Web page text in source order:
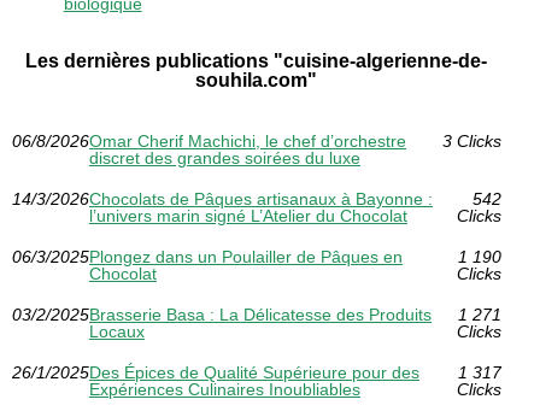
biologique
Les dernières publications "cuisine-algerienne-de-
souhila.com"
06/8/2026Omar Cherif Machichi, le chef d’orchestre
discret des grandes soirées du luxe
3 Clicks
14/3/2026Chocolats de Pâques artisanaux à Bayonne :
l’univers marin signé L’Atelier du Chocolat
542
Clicks
06/3/2025Plongez dans un Poulailler de Pâques en
Chocolat
1 190
Clicks
03/2/2025Brasserie Basa : La Délicatesse des Produits
Locaux
1 271
Clicks
26/1/2025Des Épices de Qualité Supérieure pour des
Expériences Culinaires Inoubliables
1 317
Clicks